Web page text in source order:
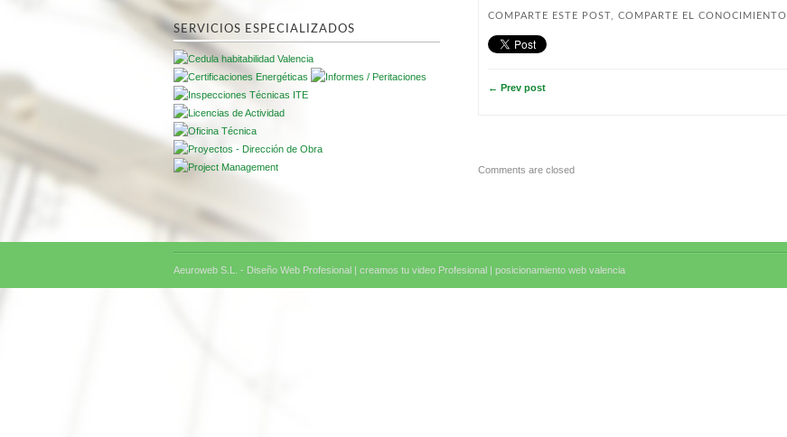
COMPARTE ESTE POST, COMPARTE EL CONOCIMIENTO
← Prev post
Comments are closed
SERVICIOS ESPECIALIZADOS
Aeuroweb S.L. - Diseño Web Profesional | creamos tu video Profesional | posicionamiento web valencia